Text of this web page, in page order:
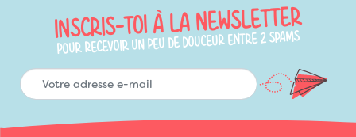
INSCRIS-TOI À LA NEWSLETTER
POUR RECEVOIR UN PEU DE DOUCEUR ENTRE 2 SPAMS